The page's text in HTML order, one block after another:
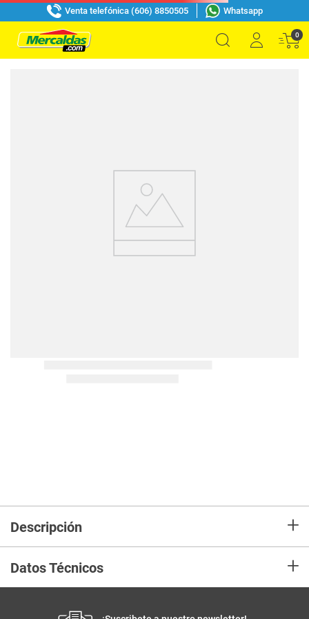
Venta telefónica (606) 8850505 Whatsapp
0
Descripción +
Datos Técnicos +